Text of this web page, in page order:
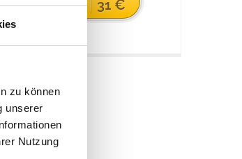
zu können
unserer
Nutzung
31 €